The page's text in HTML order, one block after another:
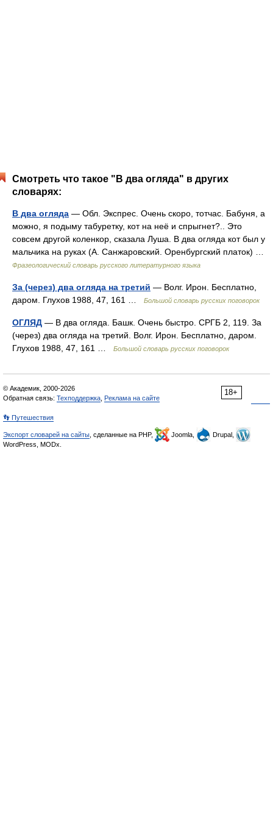
Смотреть что такое "В два огляда" в других
словарях:
В два огляда — Обл. Экспрес. Очень скоро, тотчас. Бабуня, а
можно, я подыму табуретку, кот на неё и спрыгнет?.. Это
совсем другой коленкор, сказала Луша. В два огляда кот был у
мальчика на руках (А. Санжаровский. Оренбургский платок) …
Фразеологический словарь русского литературного языка
За (через) два огляда на третий — Волг. Ирон. Бесплатно,
даром. Глухов 1988, 47, 161 …
Большой словарь русских поговорок
ОГЛЯД — В два огляда. Башк. Очень быстро. СРГБ 2, 119. За
(через) два огляда на третий. Волг. Ирон. Бесплатно, даром.
Глухов 1988, 47, 161 …
Большой словарь русских поговорок
18+
© Академик, 2000-2026
Обратная связь: Техподдержка Реклама на сайте
👣 Путешествия
Экспорт словарей на сайты , сделанные на PHP, Joomla,
Drupal,
WordPress, MODx.